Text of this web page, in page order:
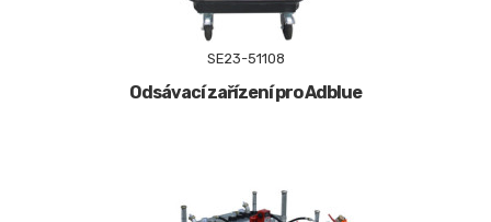
SE23-51108
Odsávací zařízení pro Adblue